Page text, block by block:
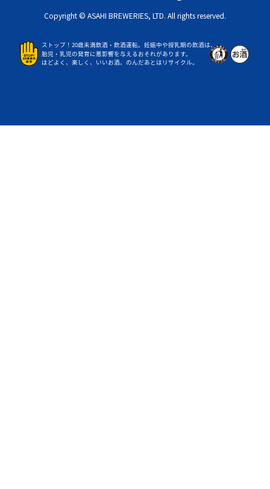
Copyright © ASAHI BREWERIES, LTD. All rights reserved.